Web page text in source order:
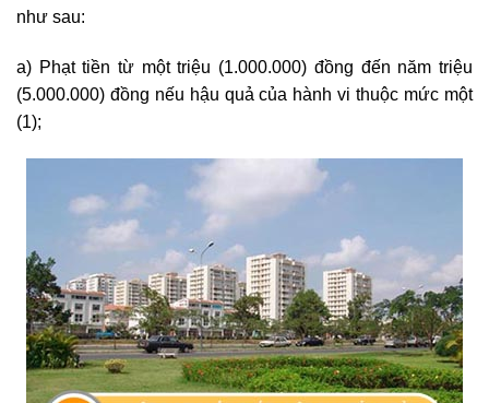
như sau:
a) Phạt tiền từ một triệu (1.000.000) đồng đến năm triệu
(5.000.000) đồng nếu hậu quả của hành vi thuộc mức một
(1);